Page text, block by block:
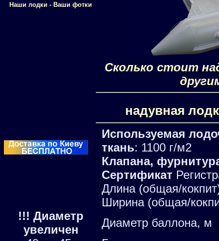
Наши лодки - Ваши фотки
Сколько стоит
надувная
Используемая
ткань: 1100 г/м2
Клапана,
Сертификат
Длина (общая/
Ширина (общая/
!!! Диаметр
увеличен
Диаметр баллона, м